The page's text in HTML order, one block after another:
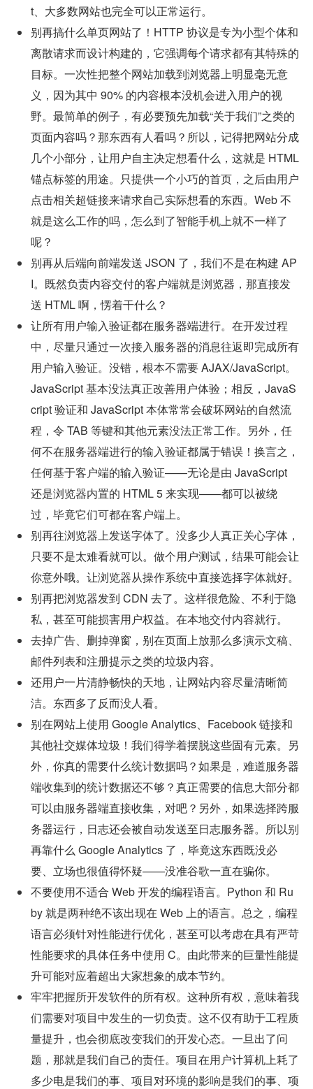
t、大多数网站也完全可以正常运行。
别再搞什么单页网站了！HTTP 协议是专为小型个体和
离散请求而设计构建的，它强调每个请求都有其特殊的
目标。一次性把整个网站加载到浏览器上明显毫无意
义，因为其中 90% 的内容根本没机会进入用户的视
野。最简单的例子，有必要预先加载“关于我们”之类的
页面内容吗？那东西有人看吗？所以，记得把网站分成
几个小部分，让用户自主决定想看什么，这就是 HTML
锚点标签的用途。只提供一个小巧的首页，之后由用户
点击相关超链接来请求自己实际想看的东西。Web 不
就是这么工作的吗，怎么到了智能手机上就不一样了
呢？
别再从后端向前端发送 JSON 了，我们不是在构建 AP
I。既然负责内容交付的客户端就是浏览器，那直接发
送 HTML 啊，愣着干什么？
让所有用户输入验证都在服务器端进行。在开发过程
中，尽量只通过一次接入服务器的消息往返即完成所有
用户输入验证。没错，根本不需要 AJAX/JavaScript。
JavaScript 基本没法真正改善用户体验；相反，JavaS
cript 验证和 JavaScript 本体常常会破坏网站的自然流
程，令 TAB 等键和其他元素没法正常工作。另外，任
何不在服务器端进行的输入验证都属于错误！换言之，
任何基于客户端的输入验证——无论是由 JavaScript
还是浏览器内置的 HTML 5 来实现——都可以被绕
过，毕竟它们可都在客户端上。
别再往浏览器上发送字体了。没多少人真正关心字体，
只要不是太难看就可以。做个用户测试，结果可能会让
你意外哦。让浏览器从操作系统中直接选择字体就好。
别再把浏览器发到 CDN 去了。这样很危险、不利于隐
私，甚至可能损害用户权益。在本地交付内容就行。
去掉广告、删掉弹窗，别在页面上放那么多演示文稿、
邮件列表和注册提示之类的垃圾内容。
还用户一片清静畅快的天地，让网站内容尽量清晰简
洁。东西多了反而没人看。
别在网站上使用 Google Analytics、Facebook 链接和
其他社交媒体垃圾！我们得学着摆脱这些固有元素。另
外，你真的需要什么统计数据吗？如果是，难道服务器
端收集到的统计数据还不够？真正需要的信息大部分都
可以由服务器端直接收集，对吧？另外，如果选择跨服
务器运行，日志还会被自动发送至日志服务器。所以别
再靠什么 Google Analytics 了，毕竟这东西既没必
要、立场也很值得怀疑——没准谷歌一直在骗你。
不要使用不适合 Web 开发的编程语言。Python 和 Ru
by 就是两种绝不该出现在 Web 上的语言。总之，编程
语言必须针对性能进行优化，甚至可以考虑在具有严苛
性能要求的具体任务中使用 C。由此带来的巨量性能提
升可能对应着超出大家想象的成本节约。
牢牢把握所开发软件的所有权。这种所有权，意味着我
们需要对项目中发生的一切负责。这不仅有助于工程质
量提升，也会彻底改变我们的开发心态。一旦出了问
题，那就是我们自己的责任。项目在用户计算机上耗了
多少电是我们的事、项目对环境的影响是我们的事、项